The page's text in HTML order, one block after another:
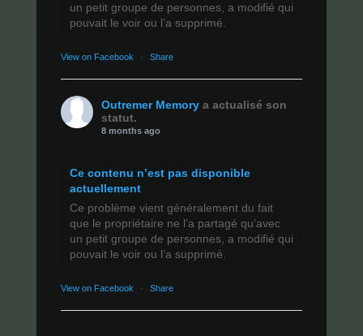
un petit groupe de personnes, a modifié qui
pouvait le voir ou l’a supprimé.
View on Facebook · Share
Outremer Memory a actualisé son
statut.
8 months ago
Ce contenu n’est pas disponible
actuellement
Ce problème vient généralement du fait
que le propriétaire ne l’a partagé qu’avec
un petit groupe de personnes, a modifié qui
pouvait le voir ou l’a supprimé.
View on Facebook · Share